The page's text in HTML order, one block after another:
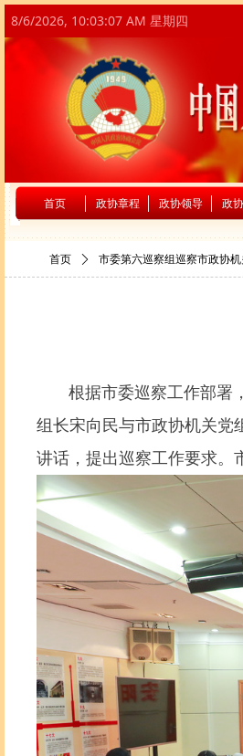
8/6/2026, 10:03:08 AM 星期四
首页 政协章程 政协领导 政
首页 ꄲ 市委第六巡察组巡察市政协
根据市委巡察工作部署，
组长宋向民与市政协机关党
讲话，提出巡察工作要求。